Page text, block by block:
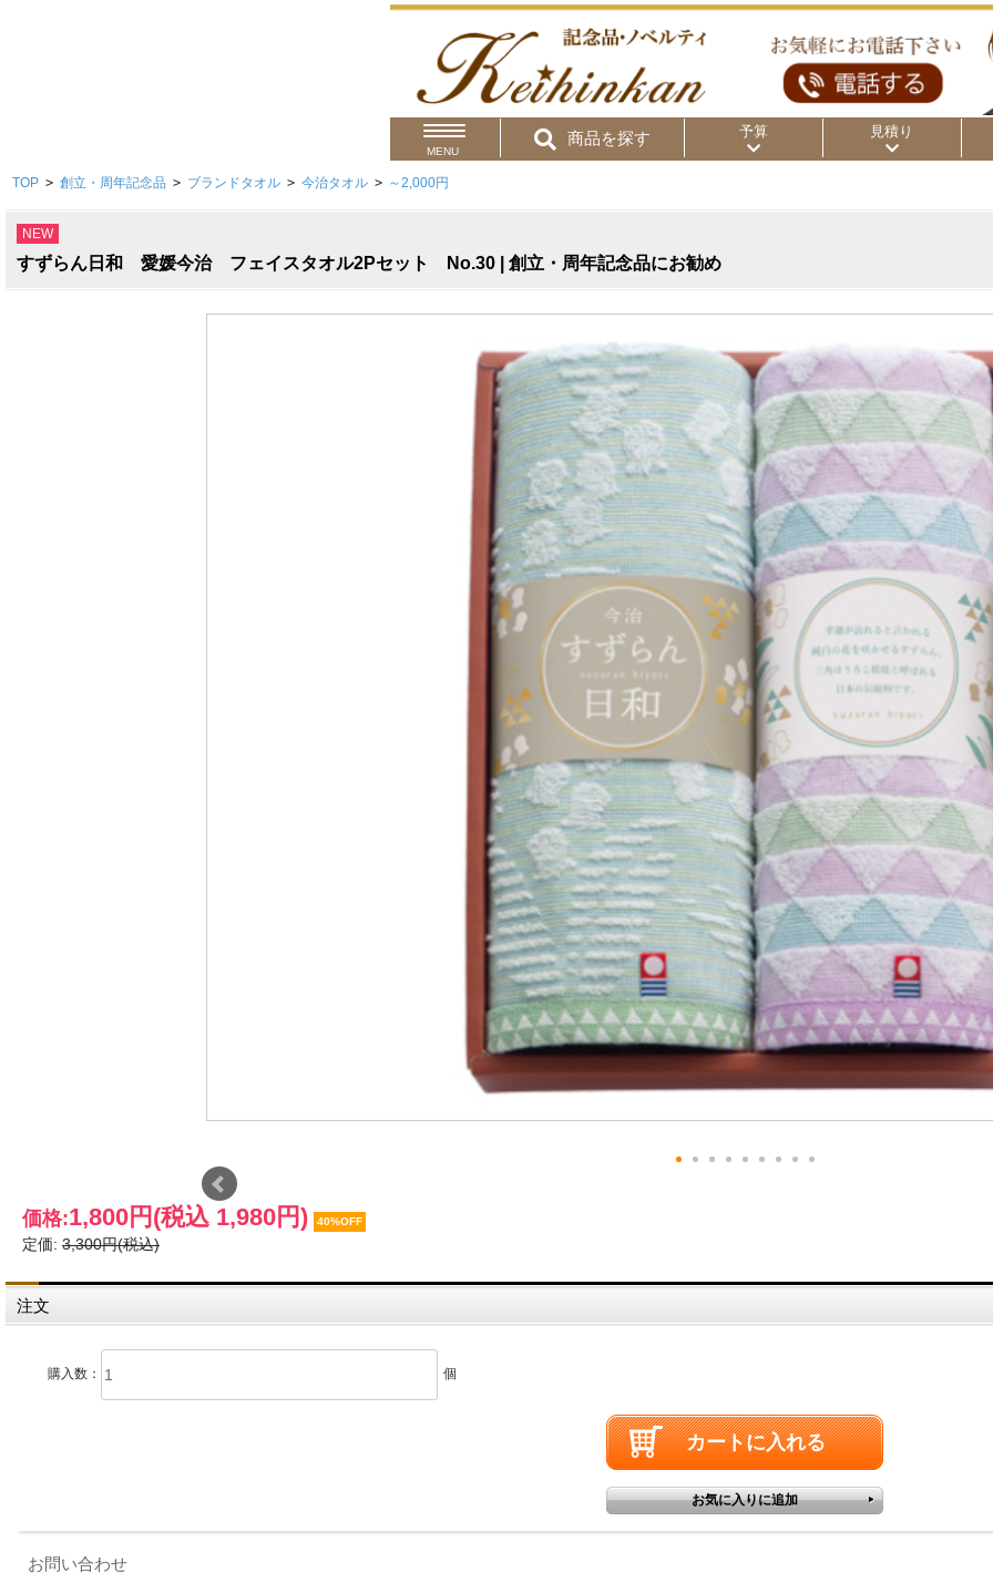
MENU
商品を探す 予算
用途から
～300円 ～500円 ～
～2,000円 ～5,000円 ～
～15,000円 ～20,000円 ～
～50,000円 50,001円
見積り
TOP > 創立・周年記念品 > ブランドタオル > 今治タオル > ～2,000円
NEW
すずらん日和 愛媛今治 フェイスタオル2Pセット No.30 | 創立・周年記念品にお勧め
価格:1,800円 (税込 1,980円) 40%OFF
定価: 3,300円(税込)
注文
購入数： 個
お問い合わせ